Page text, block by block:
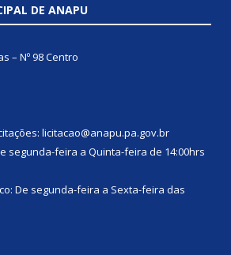
DE ANAPU
– Nº 98 Centro
licitacao@anapu.pa.gov.br
segunda-feira a Quinta-feira de 14:00hrs
De segunda-feira a Sexta-feira das